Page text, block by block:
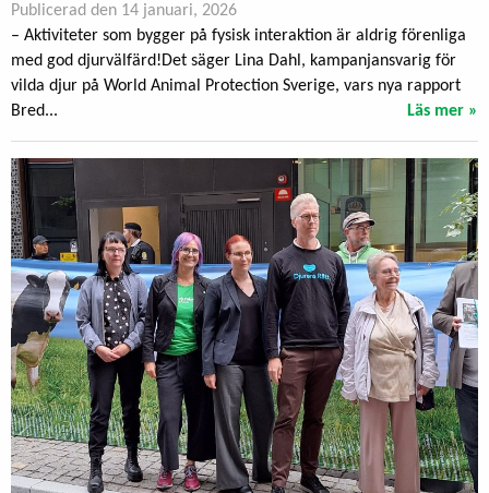
Publicerad den 14 januari, 2026
– Aktiviteter som bygger på fysisk interaktion är aldrig förenliga
med god djurvälfärd!Det säger Lina Dahl, kampanjansvarig för
vilda djur på World Animal Protection Sverige, vars nya rapport
Bred...
Läs mer »